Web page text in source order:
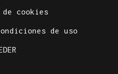
cookies
de uso